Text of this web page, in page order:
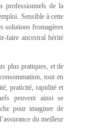
professionnels de la
Sensible à cette
solutions fromagères
faire ancestral hérité
plus pratiques, et de
tout en
praticité, rapidité et
peuvent ainsi se
pour imaginer de
du meilleur